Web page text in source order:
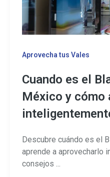
Aprovecha tus Vales
Cuando es el
México y cómo
Descubre cuándo es el
aprende a aprovecharlo
consejos ...